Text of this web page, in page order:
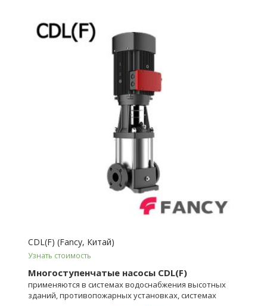
CDL(F) (Fancy, Китай)
Узнать стоимость
Многоступенчатые насосы CDL(F)
применяются в системах водоснабжения высотных
зданий, противопожарных установках, системах